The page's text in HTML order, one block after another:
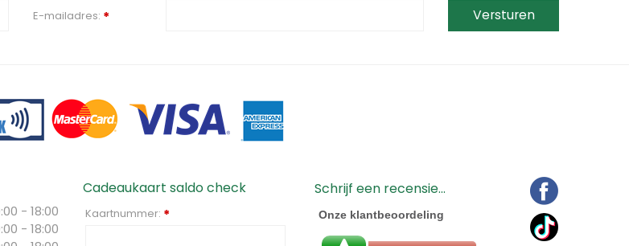
E-mailadres: *
- 18:00
- 18:00
Cadeaukaart saldo check
Kaartnummer: *
Schrijf een recensie...